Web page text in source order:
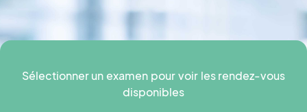
Sélectionner un examen pour voir les rendez-vous
disponibles